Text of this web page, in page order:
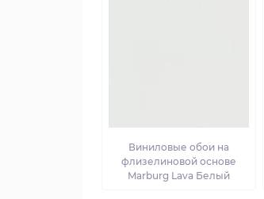
Виниловые обои на
флизелиновой основе
Marburg Lava Белый